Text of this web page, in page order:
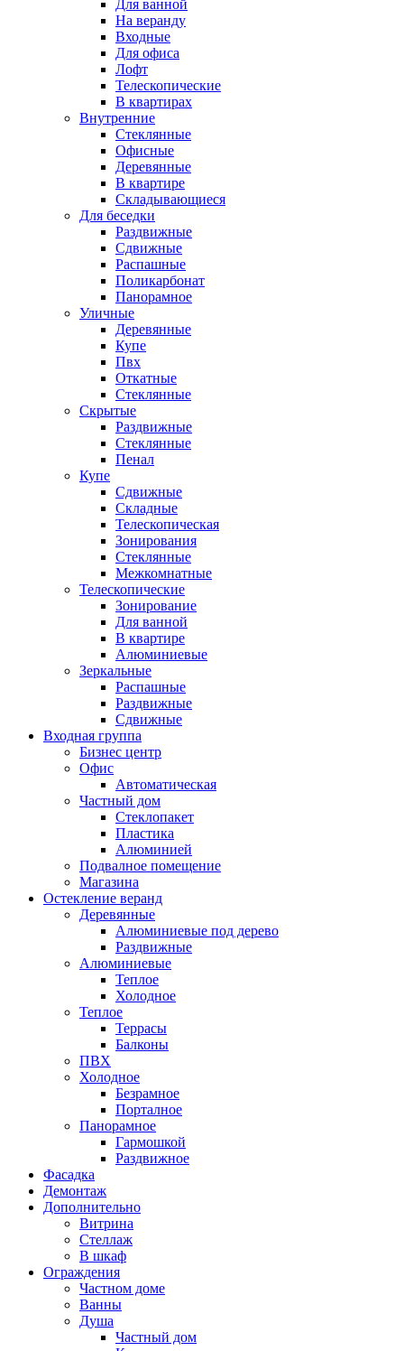
Для ванной
На веранду
Входные
Для офиса
Лофт
Телескопические
В квартирах
Внутренние
Стеклянные
Офисные
Деревянные
В квартире
Складывающиеся
Для беседки
Раздвижные
Сдвижные
Распашные
Поликарбонат
Панорамное
Уличные
Деревянные
Купе
Пвх
Откатные
Стеклянные
Скрытые
Раздвижные
Стеклянные
Пенал
Купе
Сдвижные
Складные
Телескопическая
Зонирования
Стеклянные
Межкомнатные
Телескопические
Зонирование
Для ванной
В квартире
Алюминиевые
Зеркальные
Распашные
Раздвижные
Сдвижные
Входная группа
Бизнес центр
Офис
Автоматическая
Частный дом
Стеклопакет
Пластика
Алюминией
Подвалное помещение
Магазина
Остекление веранд
Деревянные
Алюминиевые под дерево
Раздвижные
Алюминиевые
Теплое
Холодное
Теплое
Террасы
Балконы
ПВХ
Холодное
Безрамное
Порталное
Панорамное
Гармошкой
Раздвижное
Фасадка
Демонтаж
Дополнительно
Витрина
Стеллаж
В шкаф
Ограждения
Частном доме
Ванны
Душа
Частный дом